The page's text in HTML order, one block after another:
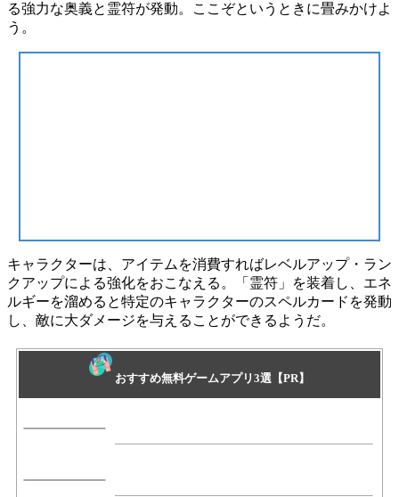
る強力な奥義と 霊符が発動。ここぞというときに畳みかけよ
う。
キャラクターは、アイテムを消費すればレベルアップ・ ラン
クアップによる強化をおこなえる。 「霊符」
を装着し、エネ
ルギーを溜めると特定のキャラクターのスペルカード を発動
し、敵に大ダメージを与えることができるようだ。
おすすめ無料ゲームアプリ3選【PR】